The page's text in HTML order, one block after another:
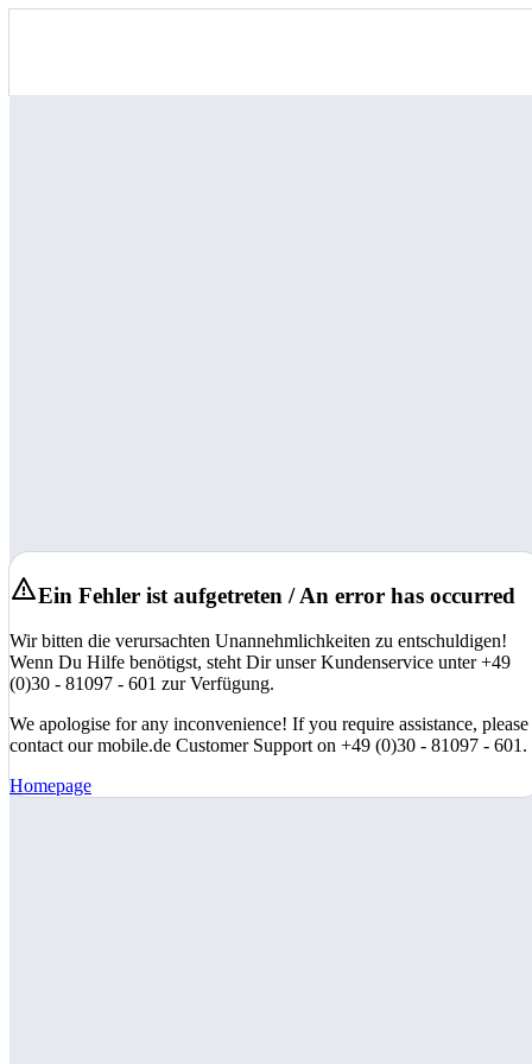
Ein Fehler ist aufgetreten / An error has occurred
Wir bitten die verursachten Unannehmlichkeiten zu entschuldigen!
Wenn Du Hilfe benötigst, steht Dir unser Kundenservice unter +49
(0)30 - 81097 - 601 zur Verfügung.
We apologise for any inconvenience! If you require assistance, please
contact our mobile.de Customer Support on +49 (0)30 - 81097 - 601.
Homepage